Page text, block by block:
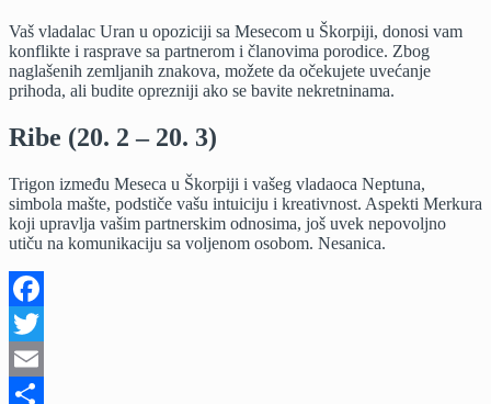
Vaš vladalac Uran u opoziciji sa Mesecom u Škorpiji, donosi vam
konflikte i rasprave sa partnerom i članovima porodice. Zbog
naglašenih zemljanih znakova, možete da očekujete uvećanje
prihoda, ali budite oprezniji ako se bavite nekretninama.
Ribe (20. 2 – 20. 3)
Trigon između Meseca u Škorpiji i vašeg vladaoca Neptuna,
simbola mašte, podstiče vašu intuiciju i kreativnost. Aspekti Merkura
koji upravlja vašim partnerskim odnosima, još uvek nepovoljno
utiču na komunikaciju sa voljenom osobom. Nesanica.
Facebook
Twitter
Email